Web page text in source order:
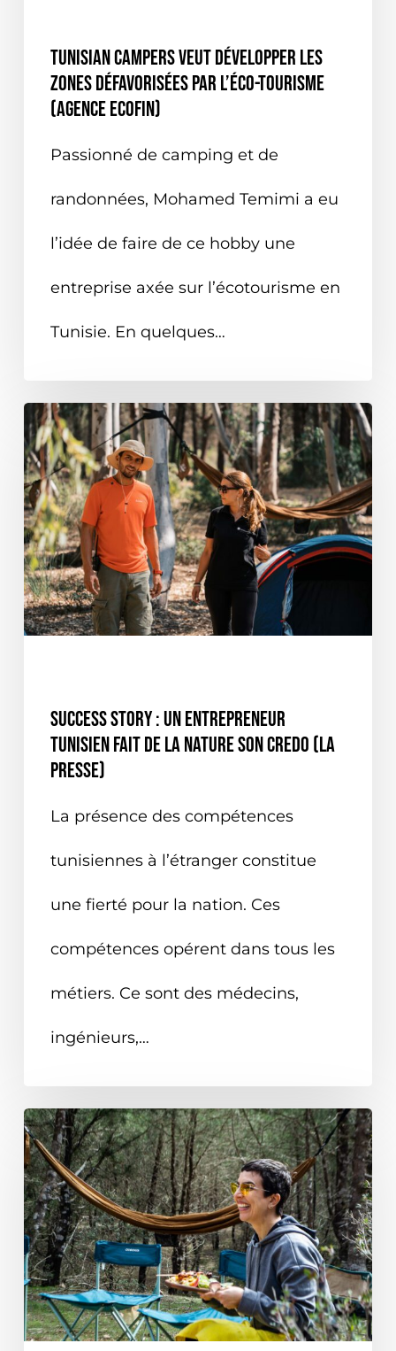
Tunisian Campers veut développer les
zones défavorisées par l’éco-tourisme
(Agence Ecofin)
Passionné de camping et de
randonnées, Mohamed Temimi a eu
l’idée de faire de ce hobby une
entreprise axée sur l’écotourisme en
Tunisie. En quelques…
Success story : Un entrepreneur
tunisien fait de la nature son credo (La
Presse)
La présence des compétences
tunisiennes à l’étranger constitue
une fierté pour la nation. Ces
compétences opérent dans tous les
métiers. Ce sont des médecins,
ingénieurs,…